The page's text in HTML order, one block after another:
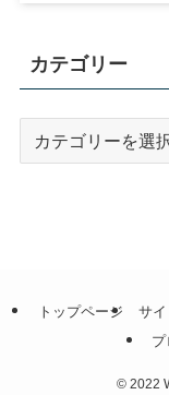
カテゴリー
トップページ サ
© 2022